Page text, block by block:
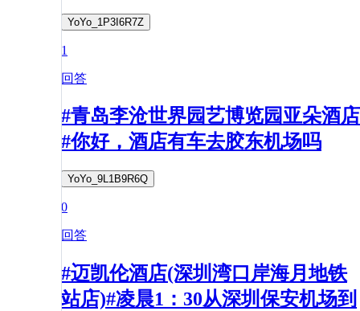
YoYo_1P3I6R7Z
1
回答
#青岛李沧世界园艺博览园亚朵酒店
#你好，酒店有车去胶东机场吗
YoYo_9L1B9R6Q
0
回答
#迈凯伦酒店(深圳湾口岸海月地铁
站店)#凌晨1：30从深圳保安机场到